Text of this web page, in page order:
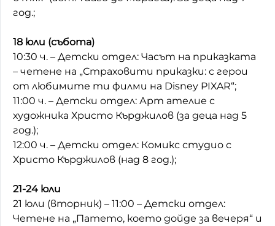
год.;
18 юли (събота)
10:30 ч. – Детски отдел: Часът на приказката
– четене на „Страховити приказки: с герои
от любимите ти филми на Disney PIXAR“;
11:00 ч. – Детски отдел: Арт ателие с
художника Христо Кърджилов (за деца над 5
год.);
12:00 ч. – Детски отдел: Комикс студио с
Христо Кърджилов (над 8 год.);
21-24 юли
21 юли (вторник) – 11:00 – Детски отдел:
Четене на „Патето, което дойде за вечеря“ и